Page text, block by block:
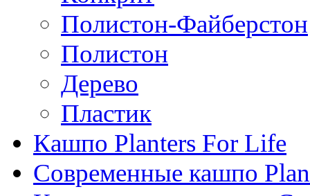
Полистон-Файберстон
Полистон
Дерево
Пластик
Кашпо Planters For Life
Современные кашпо